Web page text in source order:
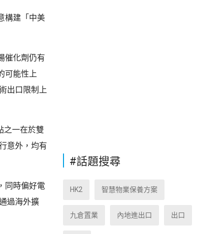
構建「中美
催化劑仍有
可能性上
出口限制上
之一在於雙
意外，均有
同時偏好電
過海外擴
#話題搜尋
HK2 智慧物業保養方案
九倉置業 內地進出口 出口